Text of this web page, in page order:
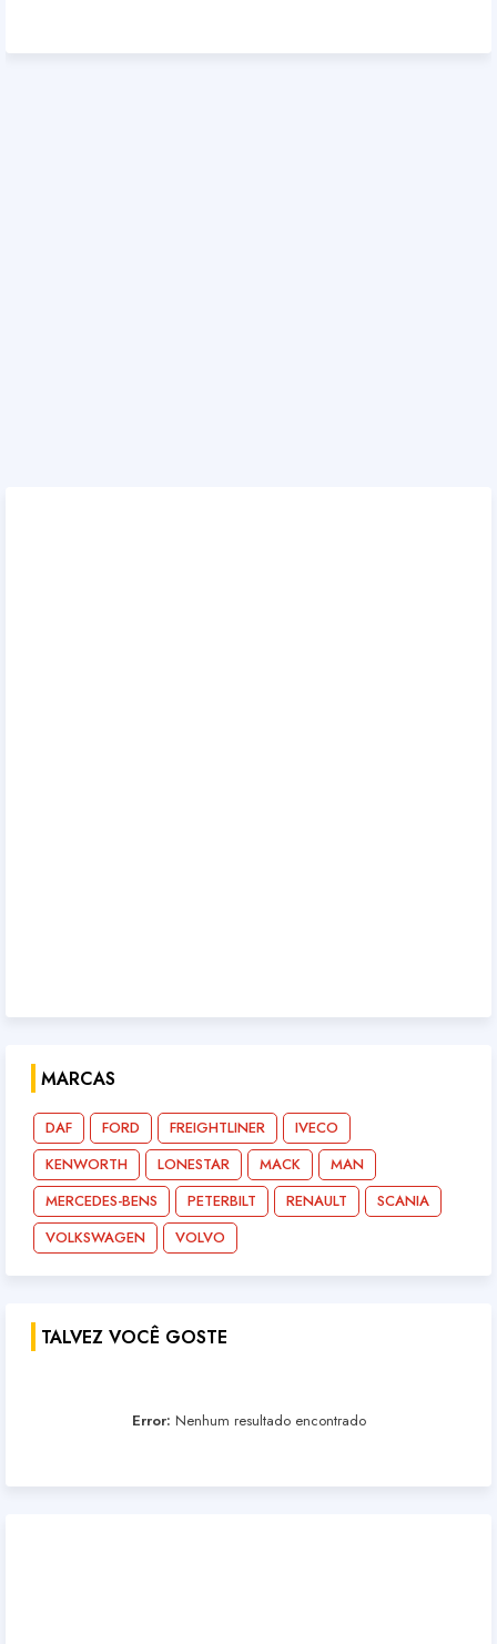
MARCAS
DAF FORD FREIGHTLINER
IVECO
KENWORTH
LONESTAR MACK
MAN
MERCEDES-BENS
PETERBILT RENAULT
SCANIA
VOLKSWAGEN
VOLVO
TALVEZ VOCÊ GOSTE
Error: Nenhum resultado encontrado